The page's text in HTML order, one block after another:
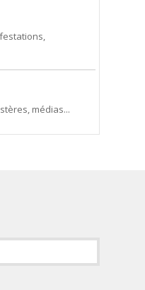
médias...